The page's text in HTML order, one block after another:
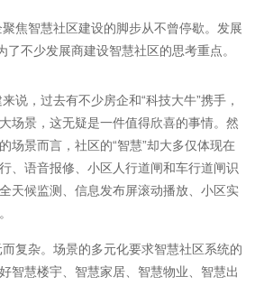
焦智慧社区建设的脚步从不曾停歇。发展
了不少发展商建设智慧社区的思考重点。
说，过去有不少房企和“科技大牛”携手，
场景，这无疑是一件值得欣喜的事情。然
场景而言，社区的“智慧”却大多仅体现在
、语音报修、小区人行道闸和车行道闸识
天候监测、信息发布屏滚动播放、小区实
复杂。场景的多元化要求智慧社区系统的
智慧楼宇、智慧家居、智慧物业、智慧出